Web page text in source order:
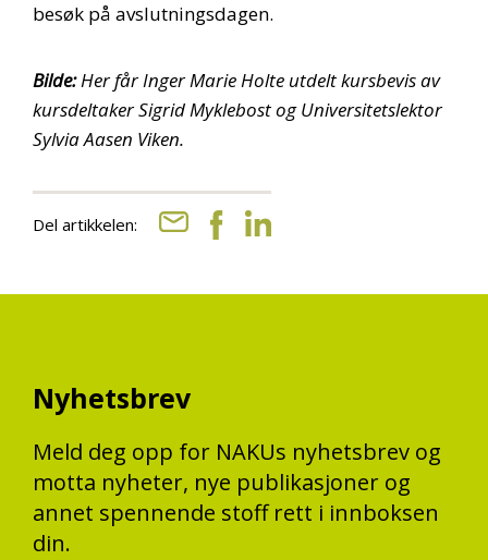
besøk på avslutningsdagen.
Bilde:Her får Inger Marie Holte utdelt kursbevis av
kursdeltaker Sigrid Myklebost og Universitetslektor
Sylvia Aasen Viken.
Del artikkelen:
Nyhetsbrev
Meld deg opp for NAKUs nyhetsbrev og
motta nyheter, nye publikasjoner og
annet spennende stoff rett i innboksen
din.